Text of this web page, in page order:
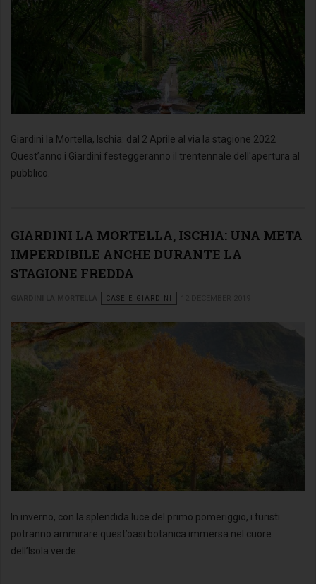
Giardini la Mortella, Ischia: dal 2 Aprile al via la stagione 2022
Quest’anno i Giardini festeggeranno il trentennale dell'apertura al
pubblico.
GIARDINI LA MORTELLA, ISCHIA: UNA META
IMPERDIBILE ANCHE DURANTE LA
STAGIONE FREDDA
CASE E GIARDINI
In inverno, con la splendida luce del primo pomeriggio, i turisti
potranno ammirare quest’oasi botanica immersa nel cuore
dell’Isola verde.